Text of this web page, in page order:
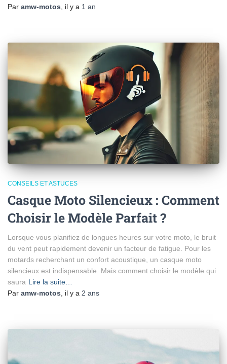
Par amw-motos , il y a 1 an
CONSEILS ET ASTUCES
Casque Moto Silencieux : Comment
Choisir le Modèle Parfait ?
Lorsque vous planifiez de longues heures sur votre moto, le bruit
du vent peut rapidement devenir un facteur de fatigue. Pour les
motards recherchant un confort acoustique, un casque moto
silencieux est indispensable. Mais comment choisir le modèle qui
saura Lire la suite…
Par amw-motos , il y a 2 ans